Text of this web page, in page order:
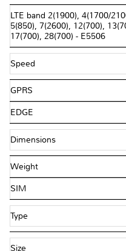
LTE band 2(1900), 4(1700/
5(850), 7(2600), 12(700),
17(700), 28(700) - E5506
Speed
GPRS
EDGE
Dimensions
Weight
SIM
Type
Size